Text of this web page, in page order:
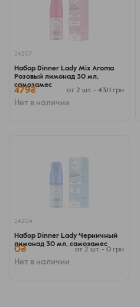
24207
Набор Dinner Lady Mix Aroma
Розовый лимонад 30 мл,
самозамес
479₴ от 2 шт. - 431.1 грн
Нет в наличии
24204
Набор Dinner Lady Черничный
лимонад 30 мл, самозамес
0₴ от 2 шт. - 0 грн
Нет в наличии